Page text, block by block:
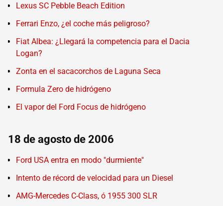
Lexus SC Pebble Beach Edition
Ferrari Enzo, ¿el coche más peligroso?
Fiat Albea: ¿Llegará la competencia para el Dacia
Logan?
Zonta en el sacacorchos de Laguna Seca
Formula Zero de hidrógeno
El vapor del Ford Focus de hidrógeno
18 de agosto de 2006
Ford USA entra en modo "durmiente"
Intento de récord de velocidad para un Diesel
AMG-Mercedes C-Class, ó 1955 300 SLR